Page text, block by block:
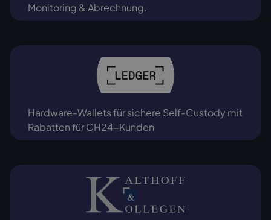
Monitoring & Abrechnung.
Hardware-Wallets für sichere Self-Custody mit
Rabatten für CH24-Kunden